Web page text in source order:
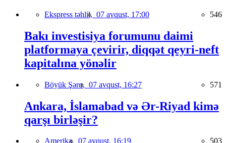
Ekspress təhlil, 07 avqust, 17:00 546
Bakı investisiya forumunu daimi
platformaya çevirir, diqqət qeyri-neft
kapitalına yönəlir
Böyük Şərq, 07 avqust, 16:27 571
Ankara, İslamabad və Ər-Riyad kimə
qarşı birləşir?
Amerika, 07 avqust, 16:19 503